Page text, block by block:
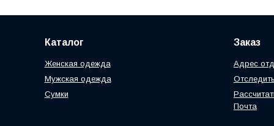
Каталог
Женская одежда
Мужская одежда
Сумки
Заказ
Адрес
Почта